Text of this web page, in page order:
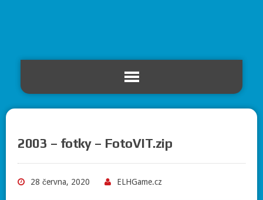
2003 – fotky – FotoVIT.zip
28 června, 2020 ELHGame.cz